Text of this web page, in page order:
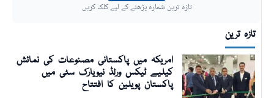
تازہ ترین شمارہ پڑھنے کے لیے کلک کریں
تازہ ترین
امریکہ میں پاکستانی مصنوعات کی نمائش
کیلیے ٹیکس ورلڈ نیویارک سٹی میں
پاکستان پویلین کا افتتاح